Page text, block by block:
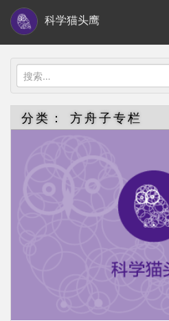
i
科学猫头鹰
搜
索：
分类： 方舟子专栏